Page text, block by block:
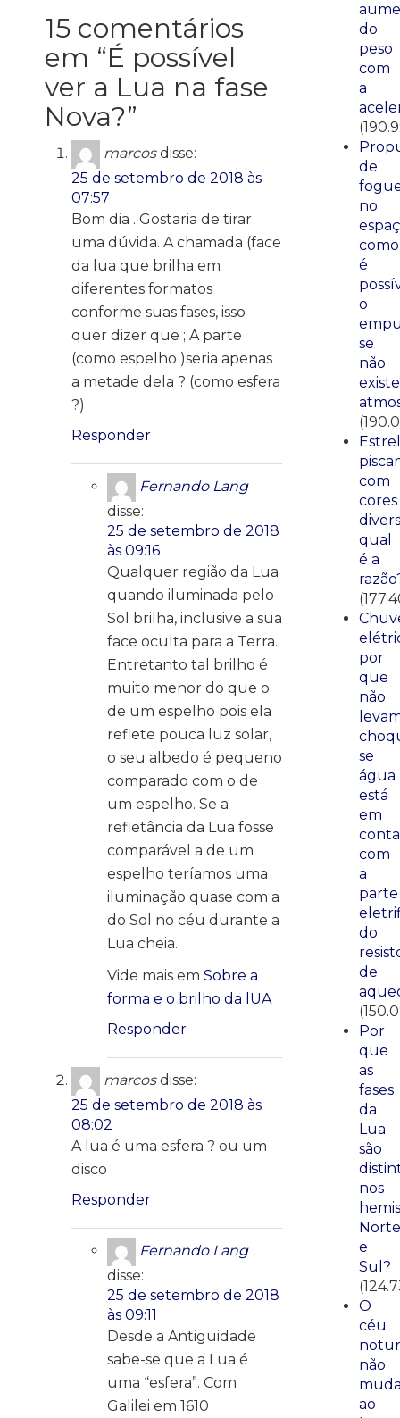
15 comentários
em “É possível
ver a Lua na fase
Nova?”
marcos disse:
25 de setembro de 2018 às
07:57
Bom dia . Gostaria de tirar
uma dúvida. A chamada (face
da lua que brilha em
diferentes formatos
conforme suas fases, isso
quer dizer que ; A parte
(como espelho )seria apenas
a metade dela ? (como esfera
?)
Responder
Fernando Lang
disse:
25 de setembro de 2018
às 09:16
Qualquer região da Lua
quando iluminada pelo
Sol brilha, inclusive a sua
face oculta para a Terra.
Entretanto tal brilho é
muito menor do que o
de um espelho pois ela
reflete pouca luz solar,
o seu albedo é pequeno
comparado com o de
um espelho. Se a
refletância da Lua fosse
comparável a de um
espelho teríamos uma
iluminação quase com a
do Sol no céu durante a
Lua cheia.
Vide mais em Sobre a
forma e o brilho da lUA
Responder
marcos disse:
25 de setembro de 2018 às
08:02
A lua é uma esfera ? ou um
disco .
Responder
Fernando Lang
disse:
25 de setembro de 2018
às 09:11
Desde a Antiguidade
sabe-se que a Lua é
uma “esfera”. Com
Galilei em 1610
do
peso
com
a
de
no
como
é
o
se
não
existe
com
cores
qual
é a
por
que
não
se
água
está
em
com
a
parte
do
de
Por
que
as
fases
da
Lua
são
nos
Norte
e
Sul?
O
céu
não
ao